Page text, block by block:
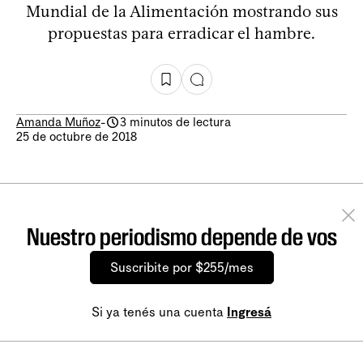
Mundial de la Alimentación mostrando sus
propuestas para erradicar el hambre.
Amanda Muñoz-
3 minutos de lectura
25 de octubre de 2018
Nuestro periodismo depende de vos
Suscribite por $255/mes
Si ya tenés una cuenta Ingresá